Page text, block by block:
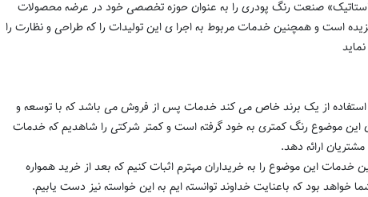
صنعت رنگ پودری را به عنوان حوزه تخصصی خود در عرضه محصولات
است و همچنین خدمات مربوط به اجرا ی این تولیدات را که طراحی و نظارت را
استفاده از یک برند خاص می کند خدمات پس از فروش می باشد که با توسعه و
این موضوع رنگ کمتری به خود گرفته است و کمتر شرکتی را شاهدیم که خدمات
ارائه دهد.
خدمات این موضوع را به خریداران مهترم اثبات کنیم که بعد از خرید همواره
بود که باعنایت خداوند توانسته ایم به این خواسته نیز دست یابیم.